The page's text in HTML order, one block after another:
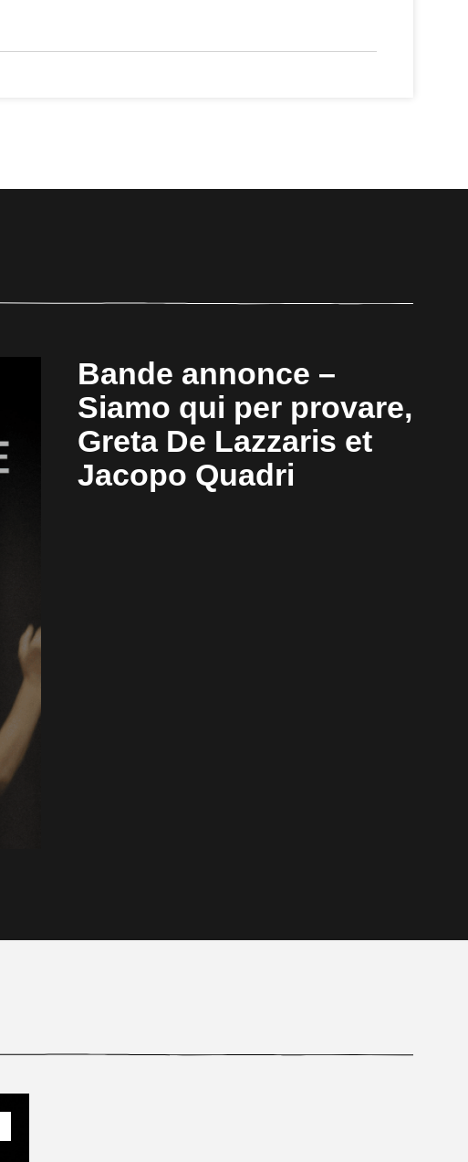
Bande annonce –
Siamo qui per provare,
Greta De Lazzaris et
Jacopo Quadri